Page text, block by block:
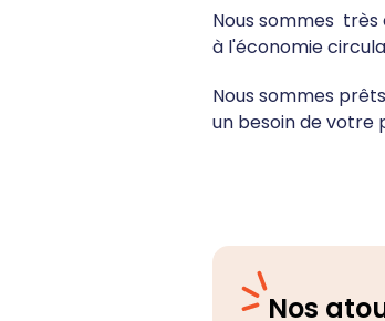
Nous sommes
à l'économie
Nous sommes
un besoin de votre
Nos